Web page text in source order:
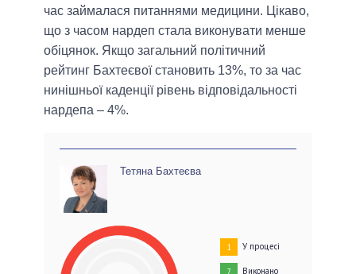
час займалася питаннями медицини. Цікаво,
що з часом нардеп стала виконувати менше
обіцянок. Якщо загальний політичний
рейтинг Бахтеєвої становить 13%, то за час
нинішньої каденції рівень відповідальності
нардепа – 4%.
Тетяна Бахтеєва
1 У процесі
7 Виконано